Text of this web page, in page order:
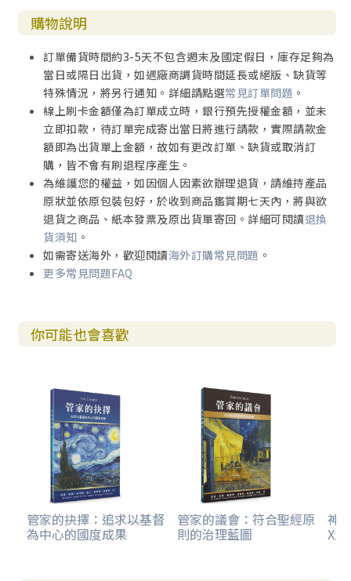
購物說明
訂單備貨時間約3-5天不包含週末及國定假日，庫存足夠為
當日或隔日出貨，如遇廠商調貨時間延長或絕版、缺貨等
特殊情況，將另行通知。詳細請點選常見訂單問題 。
線上刷卡金額僅為訂單成立時，銀行預先授權金額，並未
立即扣款，待訂單完成寄出當日將進行請款，實際請款金
額即為出貨單上金額，故如有更改訂單、缺貨或取消訂
購，皆不會有刷退程序產生。
為維護您的權益，如因個人因素欲辦理退貨，請維持產品
原狀並依原包裝包好，於收到商品鑑賞期七天內，將與欲
退貨之商品、紙本發票及原出貨單寄回。詳細可閱讀退換
貨須知 。
如需寄送海外，歡迎閱讀海外訂購常見問題 。
更多常見問題FAQ
你可能也會喜歡
管家的抉擇：追求以基督
為中心的國度成果
管家的議會：符合聖經原
則的治理藍圖
神
X